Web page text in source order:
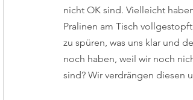
nicht OK sind. Vielleicht
Pralinen am Tisch
zu spüren, was uns klar und
noch haben, weil wir noch
sind? Wir verdrängen diesen